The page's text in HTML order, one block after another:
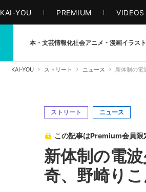
KAI-YOU PREMIUM VIDEOS
本・文芸情報化社会アニメ・漫画イラス
KAI-YOU ストリート ニュース 新体制の電
ストリート ニュース
この記事はPremium会員限
新体制の電
奇、野崎り